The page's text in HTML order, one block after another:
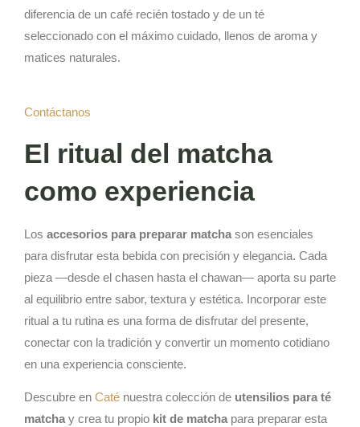
diferencia de un café recién tostado y de un té
seleccionado con el máximo cuidado, llenos de aroma y
matices naturales.
Contáctanos
El ritual del matcha
como experiencia
Los accesorios para preparar matcha son esenciales
para disfrutar esta bebida con precisión y elegancia. Cada
pieza —desde el chasen hasta el chawan— aporta su parte
al equilibrio entre sabor, textura y estética. Incorporar este
ritual a tu rutina es una forma de disfrutar del presente,
conectar con la tradición y convertir un momento cotidiano
en una experiencia consciente.
Descubre en Caté nuestra colección de utensilios para té
matcha y crea tu propio kit de matcha para preparar esta